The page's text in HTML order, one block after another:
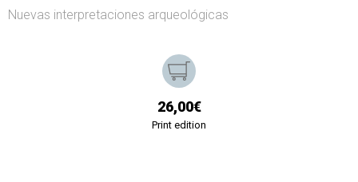
Nuevas interpretaciones arqueológicas
26,00€
Print edition